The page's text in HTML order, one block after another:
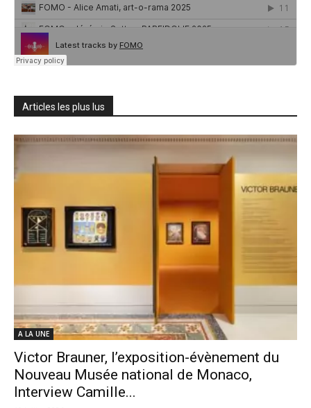
Articles les plus lus
A LA UNE
Victor Brauner, l’exposition-évènement du
Nouveau Musée national de Monaco,
Interview Camille...